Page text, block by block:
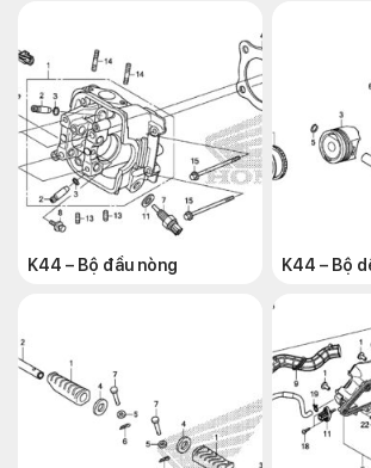
K44 – Bộ đầu nòng K44 – Bộ